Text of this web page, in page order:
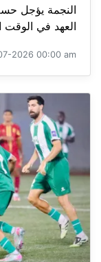
النجمة يؤجل
العهد في الوقت الإضافي 2-1،
2026 00:00 am